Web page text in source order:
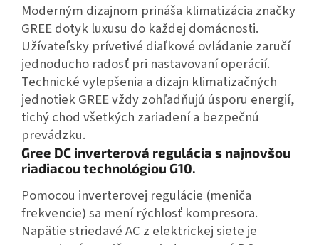
Moderným dizajnom prináša klimatizácia značky
GREE dotyk luxusu do každej domácnosti.
Užívateľsky prívetivé diaľkové ovládanie zaručí
jednoducho radosť pri nastavovaní operácií.
Technické vylepšenia a dizajn klimatizačných
jednotiek GREE vždy zohľadňujú úsporu energií,
tichý chod všetkých zariadení a bezpečnú
prevádzku.
Gree DC inverterová regulácia s najnovšou
riadiacou technológiou G10.
Pomocou inverterovej regulácie (meniča
frekvencie) sa mení rýchlosť kompresora.
Napätie striedavé AC z elektrickej siete je